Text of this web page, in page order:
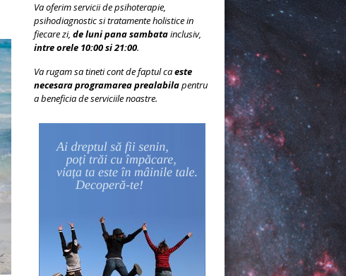
Va oferim servicii de psihoterapie,
psihodiagnostic si tratamente holistice in
fiecare zi, de luni pana sambatainclusiv,
intre orele 10:00 si 21:00.
Va rugam sa tineti cont de faptul caeste
necesara programarea prealabilapentru
a beneficia de serviciile noastre.